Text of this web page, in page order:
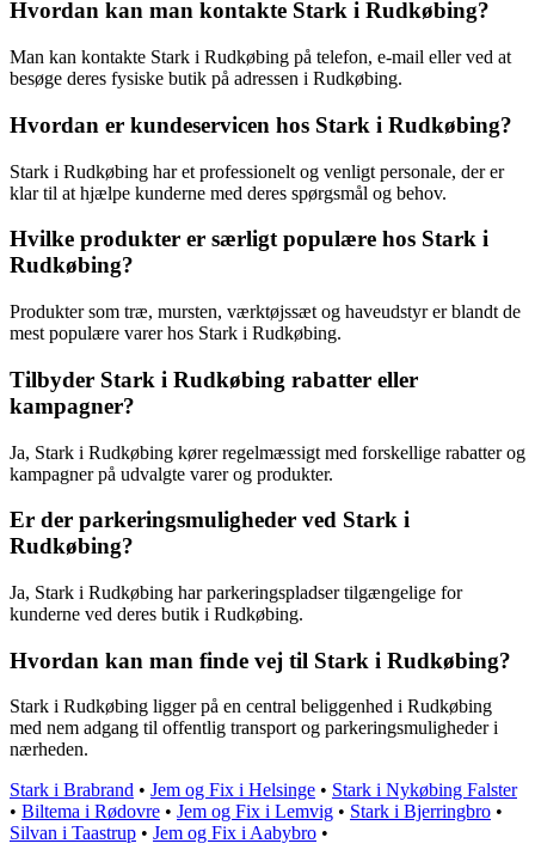
Hvordan kan man kontakte Stark i Rudkøbing?
Man kan kontakte Stark i Rudkøbing på telefon, e-mail eller ved at
besøge deres fysiske butik på adressen i Rudkøbing.
Hvordan er kundeservicen hos Stark i Rudkøbing?
Stark i Rudkøbing har et professionelt og venligt personale, der er
klar til at hjælpe kunderne med deres spørgsmål og behov.
Hvilke produkter er særligt populære hos Stark i
Rudkøbing?
Produkter som træ, mursten, værktøjssæt og haveudstyr er blandt de
mest populære varer hos Stark i Rudkøbing.
Tilbyder Stark i Rudkøbing rabatter eller
kampagner?
Ja, Stark i Rudkøbing kører regelmæssigt med forskellige rabatter og
kampagner på udvalgte varer og produkter.
Er der parkeringsmuligheder ved Stark i
Rudkøbing?
Ja, Stark i Rudkøbing har parkeringspladser tilgængelige for
kunderne ved deres butik i Rudkøbing.
Hvordan kan man finde vej til Stark i Rudkøbing?
Stark i Rudkøbing ligger på en central beliggenhed i Rudkøbing
med nem adgang til offentlig transport og parkeringsmuligheder i
nærheden.
Stark i Brabrand • Jem og Fix i Helsinge • Stark i Nykøbing Falster
• Biltema i Rødovre • Jem og Fix i Lemvig • Stark i Bjerringbro •
Silvan i Taastrup • Jem og Fix i Aabybro •